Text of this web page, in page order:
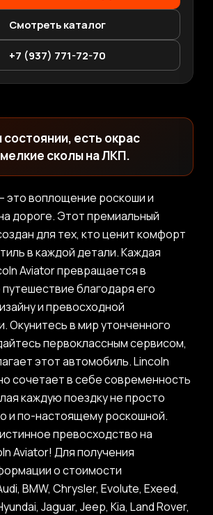
Смотреть каталог
+7 (937) 771-72-70
есть окрас
сколы на ЛКП.
это воплощение роскоши и
дороге. Этот премиальный
для тех, кто ценит комфорт
в каждой детали. Каждая
Aviator превращается в
благодаря его
и превосходной
Окунитесь в мир утонченного
первоклассным сервисом,
этот автомобиль. Lincoln
сочетает в себе современность
каждую поездку не просто
и по-настоящему роскошной.
превосходство на
Aviator! Для получения
о стоимости
BMW, Chrysler, Evolute, Exeed,
Jaguar, Jeep, Kia, Land Rover,